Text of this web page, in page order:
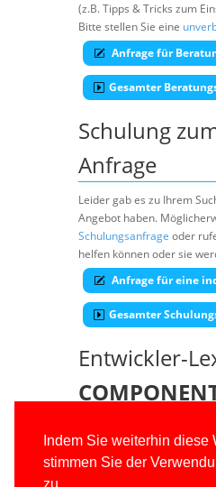
Indem Sie weiterhin diese
stimmen Sie der
(z.B. Tipps & Tricks zum
Bitte stellen Sie eine
Anfrage für
Gesamter
Schulung
Anfrage
Leider gab es zu Ihrem
Angebot haben.
Schulungsanfrage oder
helfen können oder sie
Anfrage für eine
Gesamter
Entwickler-
Microsoft OLE DB
SQL Native Client